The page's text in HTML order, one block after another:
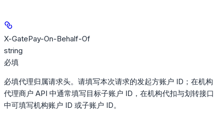
X-GatePay-On-Behalf-Of
string
必填
必填代理归属请求头。请填写本次请求的发起方账户 ID；在机构
代理商户 API 中通常填写目标子账户 ID，在机构代扣与划转接口
中可填写机构账户 ID 或子账户 ID。